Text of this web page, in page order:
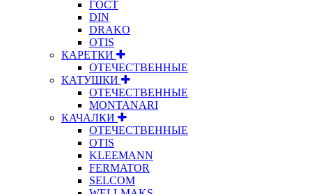
ГОСТ
DIN
DRAKO
OTIS
КАРЕТКИ
ОТЕЧЕСТВЕННЫЕ
КАТУШКИ
ОТЕЧЕСТВЕННЫЕ
MONTANARI
КАЧАЛКИ
ОТЕЧЕСТВЕННЫЕ
OTIS
KLEEMANN
FERMATOR
SELCOM